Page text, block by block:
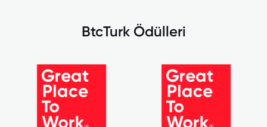
BtcTurk Ödülleri